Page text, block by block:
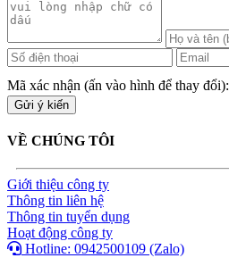
Mã xác nhận (ấn vào hình để thay đổi):
VỀ CHÚNG TÔI
Giới thiệu công ty
Thông tin liên hệ
Thông tin tuyển dụng
Hoạt động công ty
Hotline: 0942500109 (Zalo)